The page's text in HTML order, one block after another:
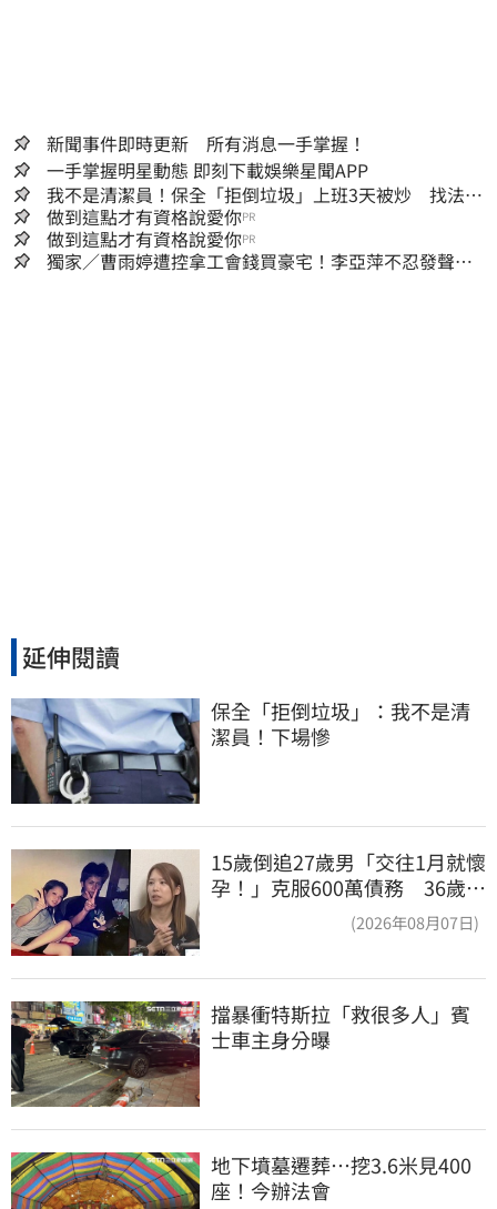
新聞事件即時更新 所有消息一手掌握！
一手掌握明星動態 即刻下載娛樂星聞APP
我不是清潔員！保全「拒倒垃圾」上班3天被炒 找法院
討公道結果出爐
做到這點才有資格說愛你PR
做到這點才有資格說愛你PR
獨家／曹雨婷遭控拿工會錢買豪宅！李亞萍不忍發聲：
延伸閱讀
保全「拒倒垃圾」：我不是清
潔員！下場慘
15歲倒追27歲男「交往1月就懷
孕！」克服600萬債務 36歲美
(2026年08月07日)
擋暴衝特斯拉「救很多人」賓
士車主身分曝
地下墳墓遷葬…挖3.6米見400
座！今辦法會